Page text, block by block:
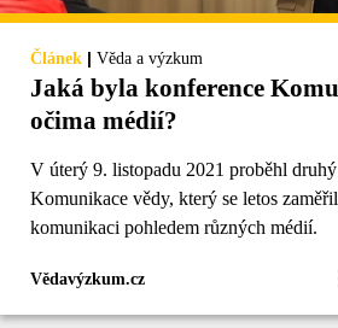
Článek | Věda a výzkum
Jaká byla konference
očima médií?
V úterý 9. listopadu 2021 proběhl
Komunikace vědy, který se letos
komunikaci pohledem různých médií.
Vědavýzkum.cz